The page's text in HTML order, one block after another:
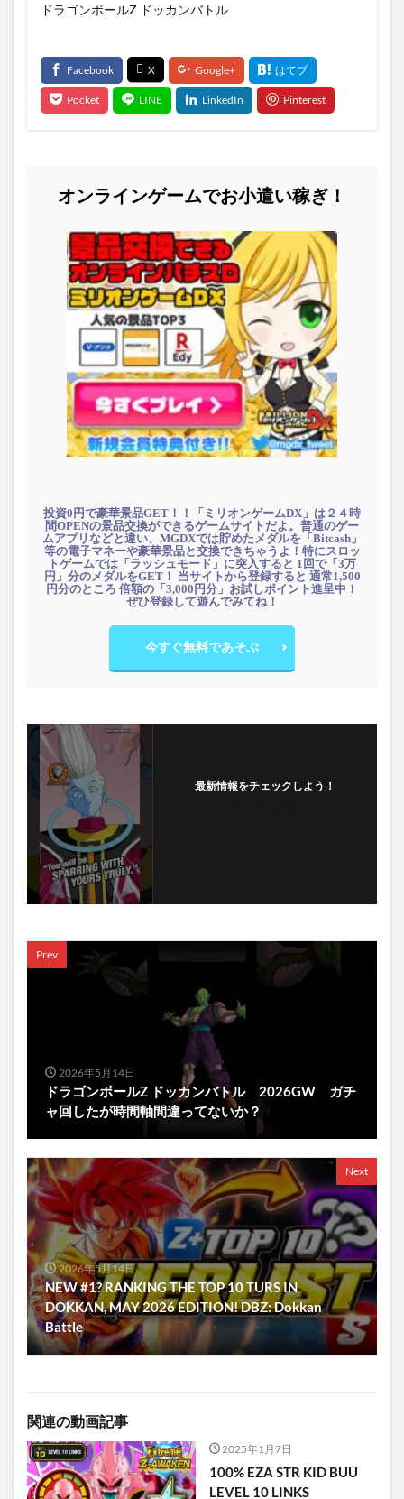
ドラゴンボールZ ドッカンバトル
オンラインゲームでお小遣い稼ぎ！
投資0円で豪華景品GET！！「ミリオンゲームDX」は２４時
間OPENの景品交換ができるゲームサイトだよ。普通のゲー
ムアプリなどと違い、MGDXでは貯めたメダルを「Bitcash」
等の電子マネーや豪華景品と交換できちゃうよ！特にスロッ
トゲームでは「ラッシュモード」に突入すると 1回で「3万
円」分のメダルをGET！ 当サイトから登録すると 通常1,500
円分のところ 倍額の「3,000円分」お試しポイント進呈中！
ぜひ登録して遊んでみてね！
今すぐ無料であそぶ
最新情報をチェックしよう！
Prev
2026年5月14日
ドラゴンボールZ ドッカンバトル 2026GW ガチ
ャ回したが時間軸間違ってないか？
Next
2026年5月14日
NEW #1? RANKING THE TOP 10 TURS IN
DOKKAN, MAY 2026 EDITION! DBZ: Dokkan
Battle
関連の動画記事
2025年1月7日
100% EZA STR KID BUU
LEVEL 10 LINKS